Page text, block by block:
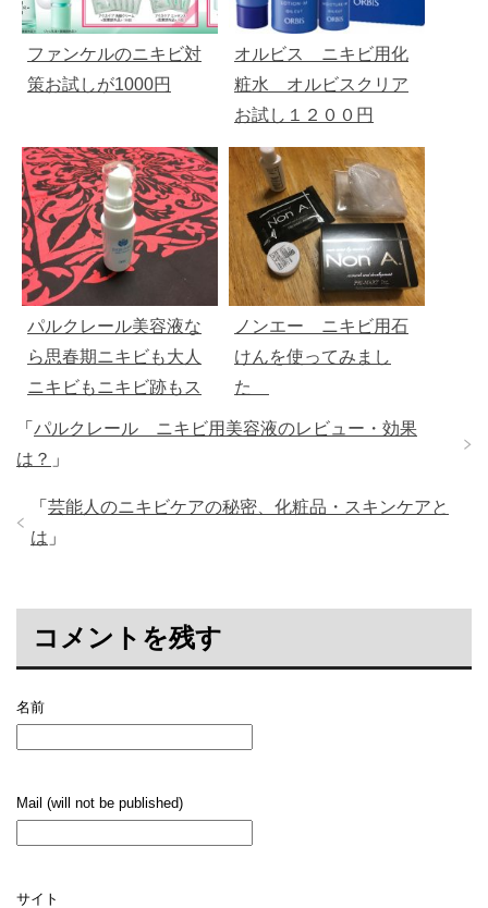
ファンケルのニキビ対
策お試しが1000円
オルビス ニキビ用化
粧水 オルビスクリア
お試し１２００円
パルクレール美容液な
ら思春期ニキビも大人
ニキビもニキビ跡もス
ッキリ！
ノンエー ニキビ用石
けんを使ってみまし
た
「 パルクレール ニキビ用美容液のレビュー・効果
は？ 」
「 芸能人のニキビケアの秘密、化粧品・スキンケアと
は 」
コメントを残す
名前
Mail (will not be published)
サイト